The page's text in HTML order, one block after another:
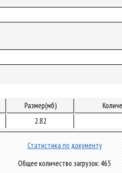
Размер(мб)
2.82
Статистика по документу
Общее количество загрузок: 465